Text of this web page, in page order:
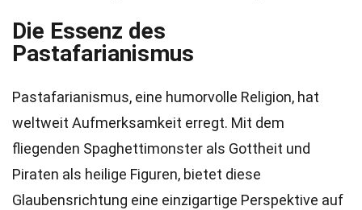
Die Essenz des
Pastafarianismus
Pastafarianismus, eine humorvolle Religion, hat
weltweit Aufmerksamkeit erregt. Mit dem
fliegenden Spaghettimonster als Gottheit und
Piraten als heilige Figuren, bietet diese
Glaubensrichtung eine einzigartige Perspektive auf